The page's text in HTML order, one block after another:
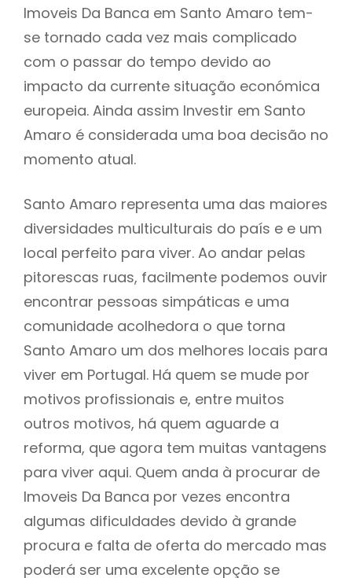
Imoveis Da Banca em Santo Amaro tem-
se tornado cada vez mais complicado
com o passar do tempo devido ao
impacto da currente situação económica
europeia. Ainda assim Investir em Santo
Amaro é considerada uma boa decisão no
momento atual.
Santo Amaro representa uma das maiores
diversidades multiculturais do país e e um
local perfeito para viver. Ao andar pelas
pitorescas ruas, facilmente podemos ouvir
encontrar pessoas simpáticas e uma
comunidade acolhedora o que torna
Santo Amaro um dos melhores locais para
viver em Portugal. Há quem se mude por
motivos profissionais e, entre muitos
outros motivos, há quem aguarde a
reforma, que agora tem muitas vantagens
para viver aqui. Quem anda à procurar de
Imoveis Da Banca por vezes encontra
algumas dificuldades devido à grande
procura e falta de oferta do mercado mas
poderá ser uma excelente opção se